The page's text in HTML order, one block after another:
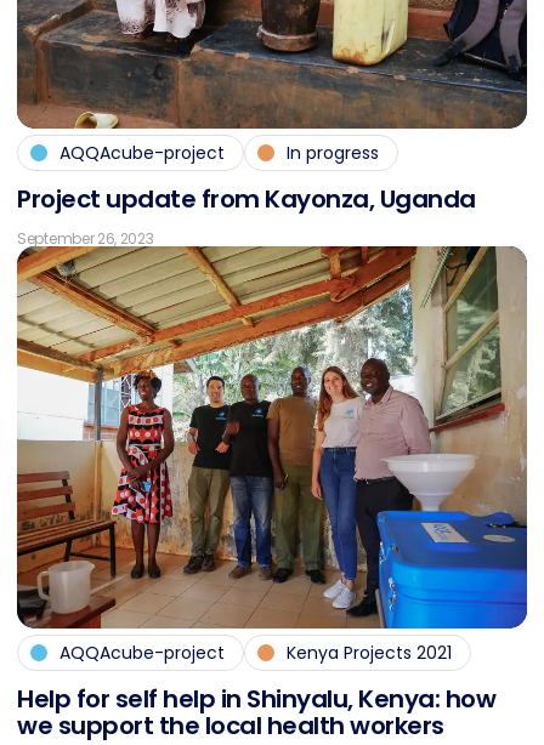
AQQAcube-project In progress
Pro­ject up­date from Kayon­za, Ugan­da
September 26, 2023
AQQAcube-project Kenya Projects 2021
Help for self help in Shin­ya­lu, Ke­nya: how
we sup­port the lo­cal health workers